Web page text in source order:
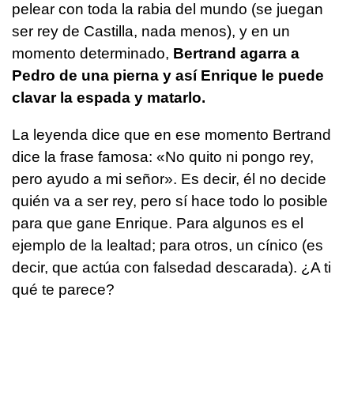
pelear con toda la rabia del mundo (se juegan
ser rey de Castilla, nada menos), y en un
momento determinado, Bertrand agarra a
Pedro de una pierna y así Enrique le puede
clavar la espada y matarlo.
La leyenda dice que en ese momento Bertrand
dice la frase famosa: «No quito ni pongo rey,
pero ayudo a mi señor». Es decir, él no decide
quién va a ser rey, pero sí hace todo lo posible
para que gane Enrique. Para algunos es el
ejemplo de la lealtad; para otros, un cínico (es
decir, que actúa con falsedad descarada). ¿A ti
qué te parece?